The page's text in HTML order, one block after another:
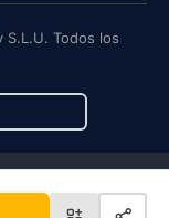
Todos los